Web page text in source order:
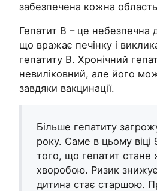
забезпечена кожна
Гепатит В – це небезпечна
що вражає печінку і
гепатиту В. Хронічний
невиліковний, але його
завдяки вакцинації.
Більше гепатиту
року. Саме в цьому віці
того, що гепатит стане
хворобою. Ризик
дитина стає старшою.